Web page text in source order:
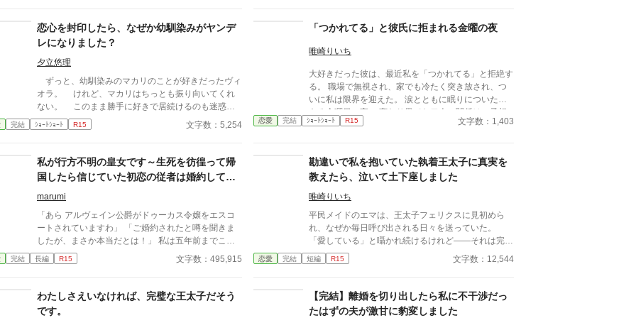
け求めるのか。 問い詰める私に、王子は驚きの秘密
を明かす。 「興奮しすぎると、僕の心臓が止まるか
もしれないんだ」 ……それ、絶対に我慢しなきゃい
けないやつでは！？ 愛されない花嫁になるはずが、
なぜか命がけで溺愛されることになりました。 転生
者令嬢と、恋心をこじらせた王子の勘違いラブコメデ
ィ。
ように旦那様の態度はずっと冷たかった。 (しかも私
な時でも冷たい態度を取られた私は周りの噂の恰好の
とその幼馴染の不倫疑惑を耳にする。 (((こんな仕打
ち、あんまりよーー！！))) 旦那様の態度にとうとう
耐えられなくなった私は、ついに離縁を決意したーー
ーー。
恋心を封印したら、なぜか幼馴染みがヤンデ
レになりました？
夕立悠理
ずっと、幼馴染みのマカリのことが好きだったヴィ
オラ。 けれど、マカリはちっとも振り向いてくれ
ない。 このまま勝手に好きで居続けるのも迷惑だ
ろうと、ヴィオラは育った町をでる。 なんとか、
王都での仕事も見つけ、新しい生活は順風満帆──か
いといっていたマカリが、ヴィオラを追ってき
て……。
完結 ｼｮｰﾄｼｮｰﾄ R15 文字数：5,254
「つかれてる」と彼氏に拒まれる金曜の夜
唯崎りいち
大好きだった彼は、最近私を「つかれてる」と拒絶す
る。 職場で無視され、家でも冷たく突き放され、つ
いに私は限界を迎えた。 涙とともに眠りについた、
ある金曜日の夜。 変わり果てた二人の関係は、予想
もしない結末を迎える。
恋愛 完結 ｼｮｰﾄｼｮｰﾄ R15 文字数：1,403
私が行方不明の皇女です～生死を彷徨って帰
国したら信じていた初恋の従者は婚約してい
ました～
marumi
「あら アルヴェイン公爵がドゥーカス令嬢をエスコ
ートされていますわ」 「ご婚約されたと噂を聞きま
したが、まさか本当だとは！」 私は五年前までこの
国の皇女エリシアだった。 暗殺事件に巻き込まれ、
幼なじみで初恋の相手だった従者――アルヴェイン公
彼の｢必ず迎えに来る｣その言葉を信じて、隣国の地で
彼を待ち続けた……。 それなのに……。 やっとの思
完結 長編 R15 文字数：495,915
勘違いで私を抱いていた執着王太子に真実を
教えたら、泣いて土下座しました
唯崎りいち
平民メイドのエマは、王太子フェリクスに見初めら
れ、なぜか毎日呼び出される日々を送っていた。
「愛している」と囁かれ続けるけれど――それは完全
な勘違い。 エマには、故郷に婚約を誓った恋人がい
るのに。 逃げ出すために国外へ向かう旅に出るが、
だった。 「君は俺を愛していなかったのか……？」
真実を知った瞬間、王太子は泣いて土下座。 そし
恋愛 完結 短編 R15 文字数：12,544
わたしさえいなければ、完璧な王太子だそう
です。
【完結】離婚を切り出したら私に不干渉だっ
たはずの夫が激甘に豹変しました